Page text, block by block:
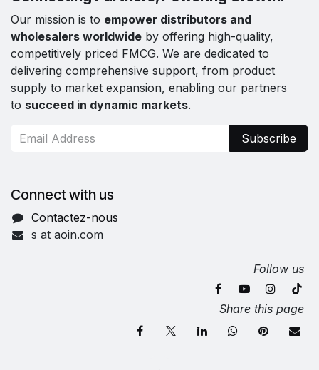
Our mission is to empower distributors and
wholesalers worldwide by offering high-quality,
competitively priced FMCG. We are dedicated to
delivering comprehensive support, from product
supply to market expansion, enabling our partners
to succeed in dynamic markets.
Subscribe
Connect with us
Contactez-nous
s at aoin.com
Follow us
Share this page